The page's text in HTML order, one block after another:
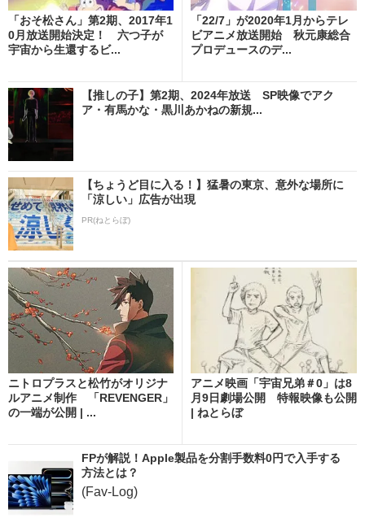
「おそ松さん」第2期、2017年1
0月放送開始決定！ 六つ子が
宇宙から生還するビ...
「22/7」が2020年1月からテレ
ビアニメ放送開始 秋元康総合
プロデュースのデ...
【推しの子】第2期、2024年放送 SP映像でアク
ア・有馬かな・黒川あかねの新規...
【ちょうど目に入る！】猛暑の東京、意外な場所に
「涼しい」広告が出現
PR(ねとらぼ)
ニトロプラスと松竹がオリジナ
ルアニメ制作 「REVENGER」
の一端が公開 | ...
アニメ映画「宇宙兄弟＃0」は8
月9日劇場公開 特報映像も公開
| ねとらぼ
FPが解説！Apple製品を分割手数料0円で入手する
方法とは？
(Fav-Log)